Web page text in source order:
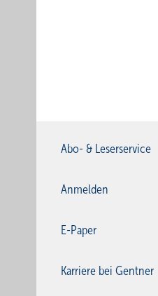
Abo- & Leserservice
Anmelden
E-Paper
Karriere bei Gentner